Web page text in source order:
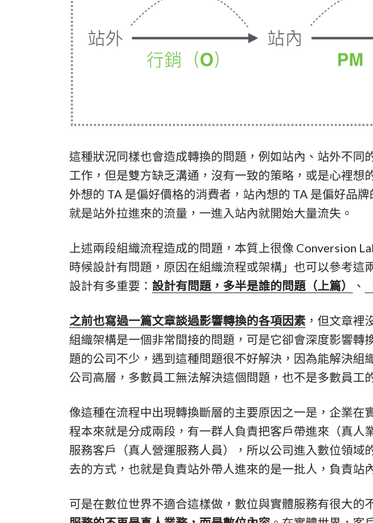
這種狀況同樣也會造成轉換的問題，例如站內、站外不同
工作，但是雙方缺乏溝通，沒有一致的策略，或是心裡想
外想的 TA 是偏好價格的消費者，站內想的 TA 是偏好品
就是站外拉進來的流量，一進入站內就開始大量流失。
上述兩段組織流程造成的問題，本質上很像 Conversion
時候設計有問題，原因在組織流程或架構」也可以參考這
設計有多重要： 設計有問題，多半是誰的問題（上篇） 、
之前也寫過一篇文章談過影響轉換的各項因素 ， 但文章裡
組織架構是一個非常間接的問題，可是它卻會深度影響轉
題的公司不少，遇到這種問題很不好解決，因為能解決組
公司高層，多數員工無法解決這個問題，也不是多數員工
像這種在流程中出現轉換斷層的主要原因之一是，企業在
程本來就是分成兩段，有一群人負責把客戶帶進來（真人
服務客戶（真人營運服務人員），所以公司進入數位領域
去的方式，也就是負責站外帶人進來的是一批人，負責站
可是在數位世界不適合這樣做，數位與實體服務有很大的